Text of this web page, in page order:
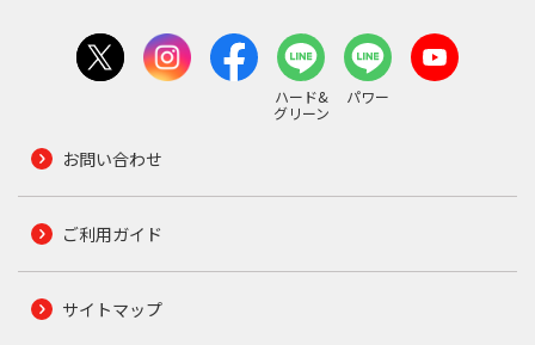
ハード&
グリーン
パワー
お問い合わせ
ご利用ガイド
サイトマップ